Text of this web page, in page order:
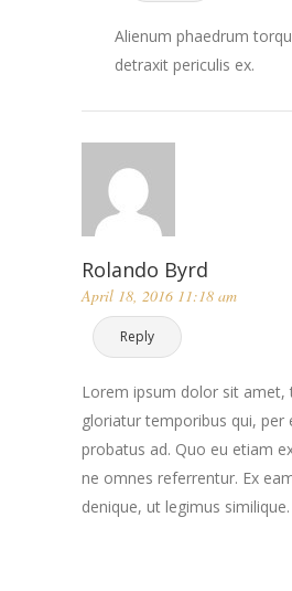
Alienum phaedrum
detraxit periculis ex.
Rolando Byrd
April 18, 2016 11:18 am
Reply
Lorem ipsum dolor sit amet,
gloriatur temporibus qui, per
probatus ad. Quo eu etiam
ne omnes referrentur. Ex
denique, ut legimus similique.